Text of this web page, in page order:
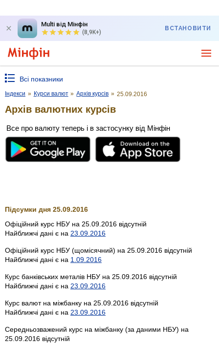
Multi від Мінфін
(8,9K+)
ВСТАНОВИТИ
Всі показники
Індекси » Курси валют » Архів курсів » 25.09.2016
Архів валютних курсів
Все про валюту теперь і в застосунку від Мінфін
Підсумки дня 25.09.2016
Офіційний курс НБУ на 25.09.2016 відсутній
Найближчі дані є на 23.09.2016
Офіційний курс НБУ (щомісячний) на 25.09.2016 відсутній
Найближчі дані є на 1.09.2016
Курс банківських металів НБУ на 25.09.2016 відсутній
Найближчі дані є на 23.09.2016
Курс валют на міжбанку на 25.09.2016 відсутній
Найближчі дані є на 23.09.2016
Середньозважений курс на міжбанку (за даними НБУ) на
25.09.2016 відсутній